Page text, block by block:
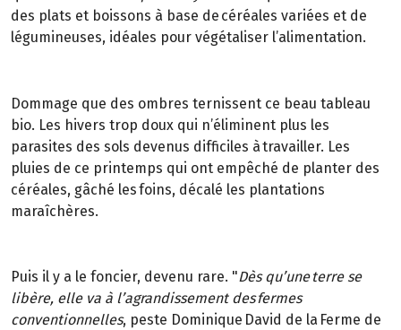
des plats et boissons à base de céréales variées et de
légumineuses, idéales pour végétaliser l’alimentation.
Dommage que des ombres ternissent ce beau tableau
bio. Les hivers trop doux qui n’éliminent plus les
parasites des sols devenus difficiles à travailler. Les
pluies de ce printemps qui ont empêché de planter des
céréales, gâché les foins, décalé les plantations
maraîchères.
Puis il y a le foncier, devenu rare. "Dès qu’une terre se
libère, elle va à l’agrandissement des fermes
conventionnelles, peste Dominique David de la Ferme de